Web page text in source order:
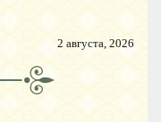
2 августа, 2026